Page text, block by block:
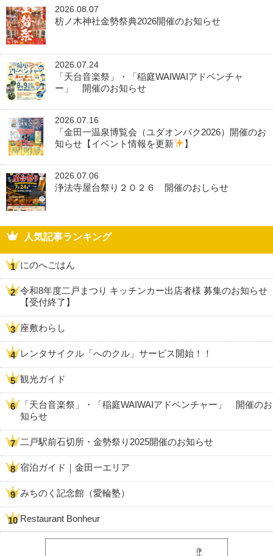
2026.08.07
枋ノ木神社金勢祭典2026開催のお知らせ
2026.07.24
「天台音楽祭」・「稲庭WAIWAIアドベンチャ
ー」 開催のお知らせ
2026.07.16
「金田一温泉博覧会（ユダオンパク2026）開催のお
知らせ【イベント情報を更新
】
2026.07.06
浄法寺屋台祭り２０２６ 開催のおしらせ
人気記事ランキング
にのへごはん
令和8年度二戸まつり キッチンカー出店者様 募集のお知らせ
【受付終了】
座敷わらし
レンタサイクル「へのクル」サービス開始！！
観光ガイド
「天台音楽祭」・「稲庭WAIWAIアドベンチャー」 開催のお
知らせ
二戸駅前石切所・金勢祭り2025開催のお知らせ
宿泊ガイド｜金田一エリア
みちのく記念館（愛輪塾）
Restaurant Bonheur